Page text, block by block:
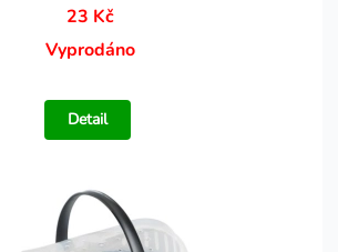
23 Kč
Vyprodáno
Detail